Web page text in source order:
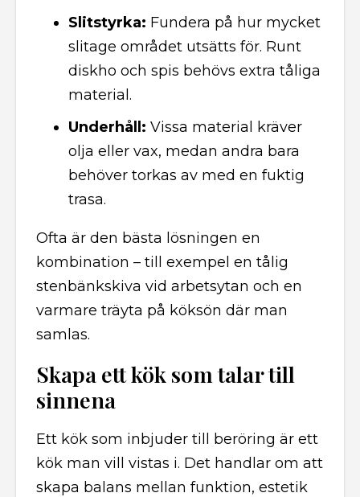
Slitstyrka: Fundera på hur mycket
slitage området utsätts för. Runt
diskho och spis behövs extra tåliga
material.
Underhåll: Vissa material kräver
olja eller vax, medan andra bara
behöver torkas av med en fuktig
trasa.
Ofta är den bästa lösningen en
kombination – till exempel en tålig
stenbänkskiva vid arbetsytan och en
varmare träyta på köksön där man
samlas.
Skapa ett kök som talar till
sinnena
Ett kök som inbjuder till beröring är ett
kök man vill vistas i. Det handlar om att
skapa balans mellan funktion, estetik